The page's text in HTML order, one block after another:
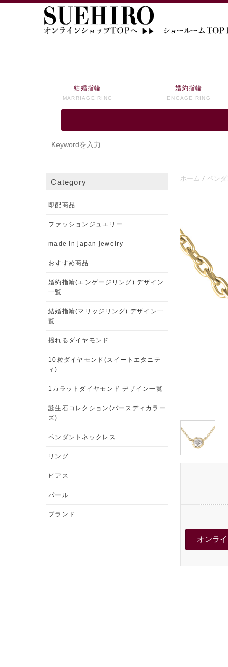
結婚指輪
MARRIAGE RING
婚約指輪
ENGAGE RING
ホーム ペン
Category
即配商品
ファッションジュエリー
made in japan jewelry
おすすめ商品
婚約指輪(エンゲージリング) デザイン
一覧
結婚指輪(マリッジリング) デザイン一
覧
揺れるダイヤモンド
10粒ダイヤモンド(スイートエタニテ
ィ)
1カラットダイヤモンド デザイン一覧
誕生石コレクション(バースディカラー
ズ)
ペンダントネックレス
リング
ピアス
パール
ブランド